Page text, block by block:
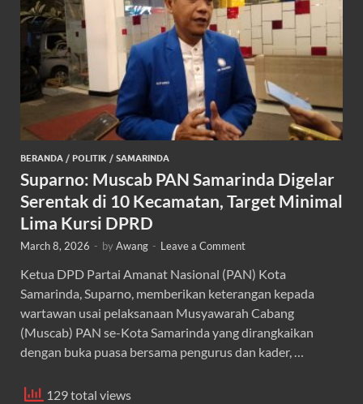
BERANDA / POLITIK / SAMARINDA
Suparno: Muscab PAN Samarinda Digelar
Serentak di 10 Kecamatan, Target Minimal
Lima Kursi DPRD
March 8, 2026 - byAwang - Leave a Comment
Ketua DPD Partai Amanat Nasional (PAN) Kota
Samarinda, Suparno, memberikan keterangan kepada
wartawan usai pelaksanaan Musyawarah Cabang
(Muscab) PAN se-Kota Samarinda yang dirangkaikan
dengan buka puasa bersama pengurus dan kader, …
129 total views